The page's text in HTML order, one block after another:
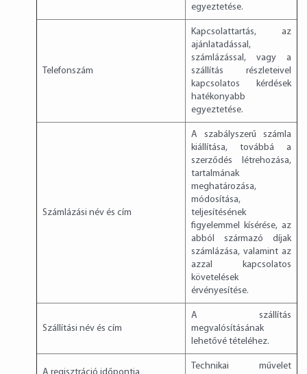
egyeztetése.
Telefonszám
Kapcsolattartás, az
ajánlatadással,
számlázással, vagy a
szállítás részleteivel
kapcsolatos kérdések
hatékonyabb
egyeztetése.
Számlázási név és cím
A szabályszerű számla
kiállítása, továbbá a
szerződés létrehozása,
tartalmának
meghatározása,
módosítása,
teljesítésének
figyelemmel kísérése, az
abból származó díjak
számlázása, valamint az
azzal kapcsolatos
követelések
érvényesítése.
Szállítási név és cím
A szállítás
megvalósításának
lehetővé tételéhez.
Technikai művelet